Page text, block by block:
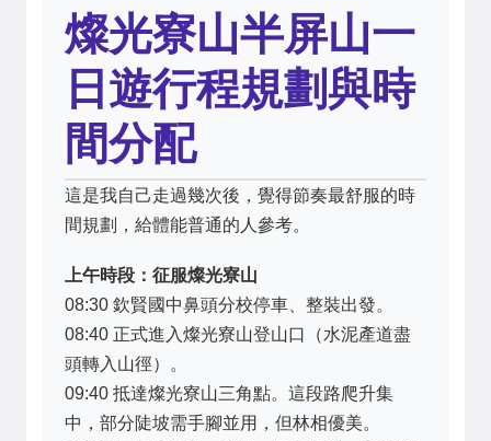
燦光寮山半屏山一
日遊行程規劃與時
間分配
這是我自己走過幾次後，覺得節奏最舒服的時
間規劃，給體能普通的人參考。
上午時段：征服燦光寮山
08:30 欽賢國中鼻頭分校停車、整裝出發。
08:40 正式進入燦光寮山登山口（水泥產道盡
頭轉入山徑）。
09:40 抵達燦光寮山三角點。這段路爬升集
中，部分陡坡需手腳並用，但林相優美。